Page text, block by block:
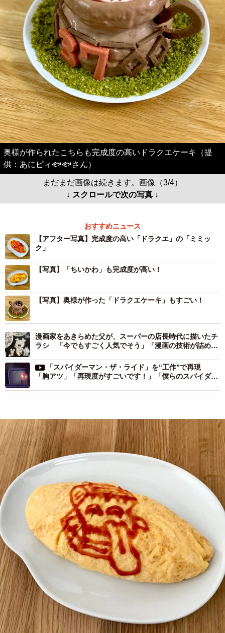
奥様が作られたこちらも完成度の高いドラクエケーキ（提
供：あにピィ🐟🐟さん）
まだまだ画像は続きます。画像（3/4）
↓ スクロールで次の写真 ↓
おすすめニュース
【アフター写真】完成度の高い「ドラクエ」の「ミミッ
ク」
【写真】「ちいかわ」も完成度が高い！
【写真】奥様が作った「ドラクエケーキ」もすごい！
漫画家をあきらめた父が、スーパーの店長時代に描いたチ
ラシ 「今でもすごく人気でそう」「漫画の技術が詰め込
「スパイダーマン・ザ・ライド」を“工作”で再現
「胸アツ」「再現度がすごいです！」「僕らのスパイダー